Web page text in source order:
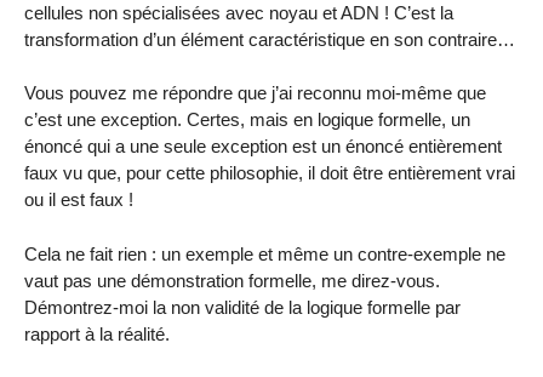
cellules non spécialisées avec noyau et ADN ! C’est la
transformation d’un élément caractéristique en son contraire…
Vous pouvez me répondre que j’ai reconnu moi-même que
c’est une exception. Certes, mais en logique formelle, un
énoncé qui a une seule exception est un énoncé entièrement
faux vu que, pour cette philosophie, il doit être entièrement vrai
ou il est faux !
Cela ne fait rien : un exemple et même un contre-exemple ne
vaut pas une démonstration formelle, me direz-vous.
Démontrez-moi la non validité de la logique formelle par
rapport à la réalité.